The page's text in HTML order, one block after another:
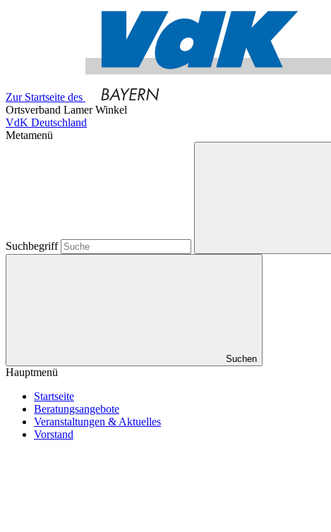
Zur Startseite des
Ortsverband Lamer Winkel
VdK Deutschland
Metamenü
Suchbegriff
Suchen
Hauptmenü
Startseite
Beratungsangebote
Veranstaltungen & Aktuelles
Vorstand